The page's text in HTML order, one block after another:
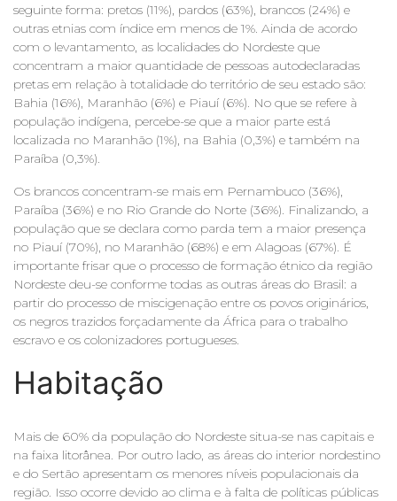
seguinte forma: pretos (11%), pardos (63%), brancos (24%) e
outras etnias com índice em menos de 1%. Ainda de acordo
com o levantamento, as localidades do Nordeste que
concentram a maior quantidade de pessoas autodeclaradas
pretas em relação à totalidade do território de seu estado são:
Bahia (16%), Maranhão (6%) e Piauí (6%). No que se refere à
população indígena, percebe-se que a maior parte está
localizada no Maranhão (1%), na Bahia (0,3%) e também na
Paraíba (0,3%).
Os brancos concentram-se mais em Pernambuco (36%),
Paraíba (36%) e no Rio Grande do Norte (36%). Finalizando, a
população que se declara como parda tem a maior presença
no Piauí (70%), no Maranhão (68%) e em Alagoas (67%). É
importante frisar que o processo de formação étnico da região
Nordeste deu-se conforme todas as outras áreas do Brasil: a
partir do processo de miscigenação entre os povos originários,
os negros trazidos forçadamente da África para o trabalho
escravo e os colonizadores portugueses.
Habitação
Mais de 60% da população do Nordeste situa-se nas capitais e
na faixa litorânea. Por outro lado, as áreas do interior nordestino
e do Sertão apresentam os menores níveis populacionais da
região. Isso ocorre devido ao clima e à falta de políticas públicas